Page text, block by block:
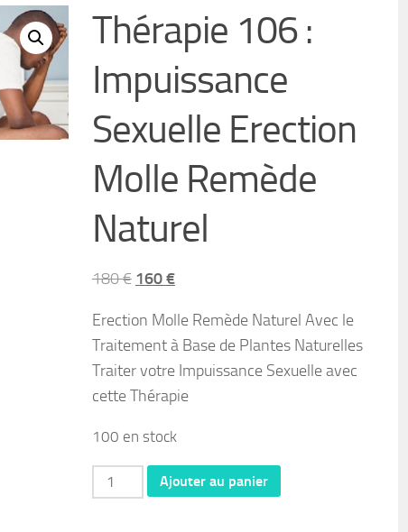
Thérapie 106 :
Impuissance
Sexuelle Erection
Molle Remède
Naturel
180€ Le
initial
était :
180 €.
160€Le
actuel
est :
160 €.
Erection Molle Remède Naturel Avec le
Traitement à Base de Plantes Naturelles
Traiter votre Impuissance Sexuelle avec
cette Thérapie
100 en stock
quantité
de
Ajouter au panier